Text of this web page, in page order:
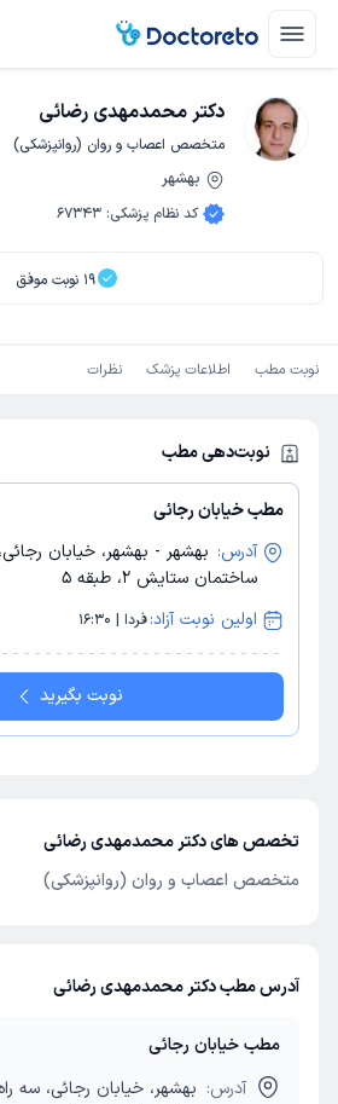
دکتر محمدمهدی رضائی
متخصص اعصاب و روان (روانپزشکی)
بهشهر
کد نظام پزشکی:
67343
19 نوبت موفق
نوبت مطب اطلاعات پزشک نظرات
نوبت‌دهی مطب
مطب خیابان رجائی
آدرس: بهشهر - بهشهر،‌ خیابان
ساختمان ستایش 2، طبقه 5
اولین نوبت آزاد:فردا | 16:30
نوبت بگیرید
تخصص های دکتر محمدمهدی رضائی
متخصص اعصاب و روان (روانپزشکی)
آدرس مطب دکتر محمدمهدی رضائی
مطب خیابان رجائی
آدرس: بهشهر،‌ خیابان رجائی، سه